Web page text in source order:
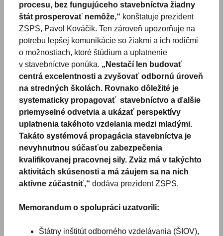
procesu, bez fungujúceho stavebníctva žiadny
štát prosperovať nemôže,“ konštatuje prezident
ZSPS, Pavol Kováčik. Ten zároveň upozorňuje na
potrebu lepšej komunikácie so žiakmi a ich rodičmi
o možnostiach, ktoré štúdium a uplatnenie
v stavebníctve ponúka. „Nestačí len budovať
centrá excelentnosti a zvyšovať odbornú úroveň
na stredných školách. Rovnako dôležité je
systematicky propagovať stavebníctvo a ďalšie
priemyselné odvetvia a ukázať perspektívy
uplatnenia takéhoto vzdelania medzi mladými.
Takáto systémová propagácia stavebníctva je
nevyhnutnou súčasťou zabezpečenia
kvalifikovanej pracovnej sily. Zväz má v takýchto
aktivitách skúsenosti a má záujem sa na nich
aktívne zúčastniť,“ dodáva prezident ZSPS.
Memorandum o spolupráci uzatvorili:
Štátny inštitút odborného vzdelávania (ŠIOV),